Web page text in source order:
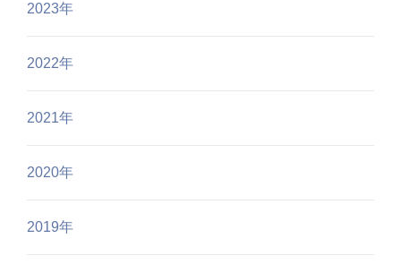
2023年
2022年
2021年
2020年
2019年